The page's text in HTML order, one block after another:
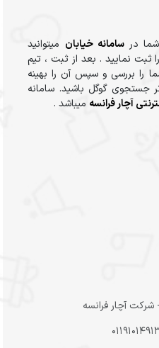
شما درسامانه خیابان میتوانید
نمایید . بعد از ثبت ، تیم
را بررسی و سپس آن را بهینه
جستجوی گوگل باشید. سامانه
آچار فرانسه میباشد .
شرکت آچار فرانسه